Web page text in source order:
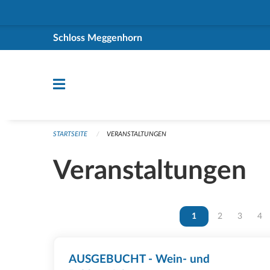
Schloss Meggenhorn
STARTSEITE VERANSTALTUNGEN
Veranstaltungen
Vous êtes sur la page
1 Vous êtes sur
2 Vous
3 4
AUSGEBUCHT - Wein- und